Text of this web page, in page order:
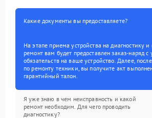
Какие документы вы предоставляете?
На этапе приема устройства на диагностику
ремонт вам будет предоставлен заказ-наряд
обязательств на ваше устройство. Далее,
по ремонту техники, вы получите акт
гарантийный талон.
Я уже знаю в чем неисправность и какой
ремонт необходим. Для чего проводить
диагностику?